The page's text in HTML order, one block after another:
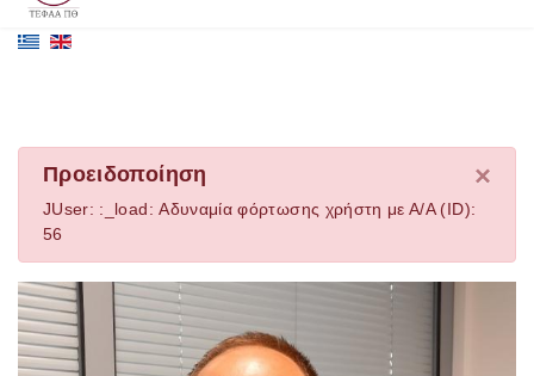
×
Προειδοποίηση
JUser: :_load: Αδυναμία φόρτωσης χρήστη με Α/Α (ID):
56